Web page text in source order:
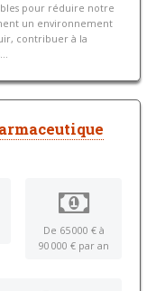
pour réduire notre
un environnement
contribuer à la
De 65 000 € à
90 000 € par an